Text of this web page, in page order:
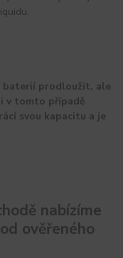
baterií prodloužit, ale
v tomto případě
svou kapacitu a je
nabízíme
ověřeného